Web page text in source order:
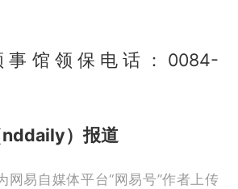
事馆领保电话：0084-
）报道
网易自媒体平台“网易号”作者上传